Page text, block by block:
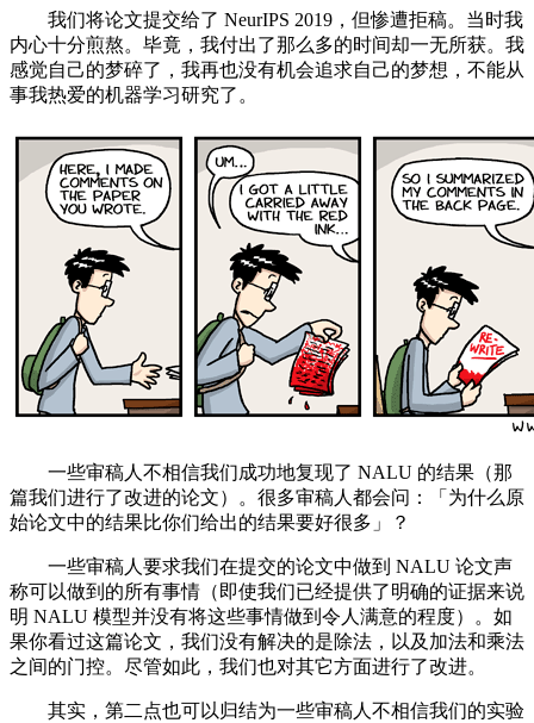
我们将论文提交给了 NeurIPS 2019，但惨遭拒稿。当时我
内心十分煎熬。毕竟，我付出了那么多的时间却一无所获。我
感觉自己的梦碎了，我再也没有机会追求自己的梦想，不能从
事我热爱的机器学习研究了。
一些审稿人不相信我们成功地复现了 NALU 的结果（那
篇我们进行了改进的论文）。很多审稿人都会问：「为什么原
始论文中的结果比你们给出的结果要好很多」？
一些审稿人要求我们在提交的论文中做到 NALU 论文声
称可以做到的所有事情（即使我们已经提供了明确的证据来说
明 NALU 模型并没有将这些事情做到令人满意的程度）。如
果你看过这篇论文，我们没有解决的是除法，以及加法和乘法
之间的门控。尽管如此，我们也对其它方面进行了改进。
其实，第二点也可以归结为一些审稿人不相信我们的实验